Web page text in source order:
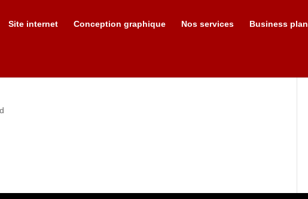
Site internet Conception graphique Nos services Business plan